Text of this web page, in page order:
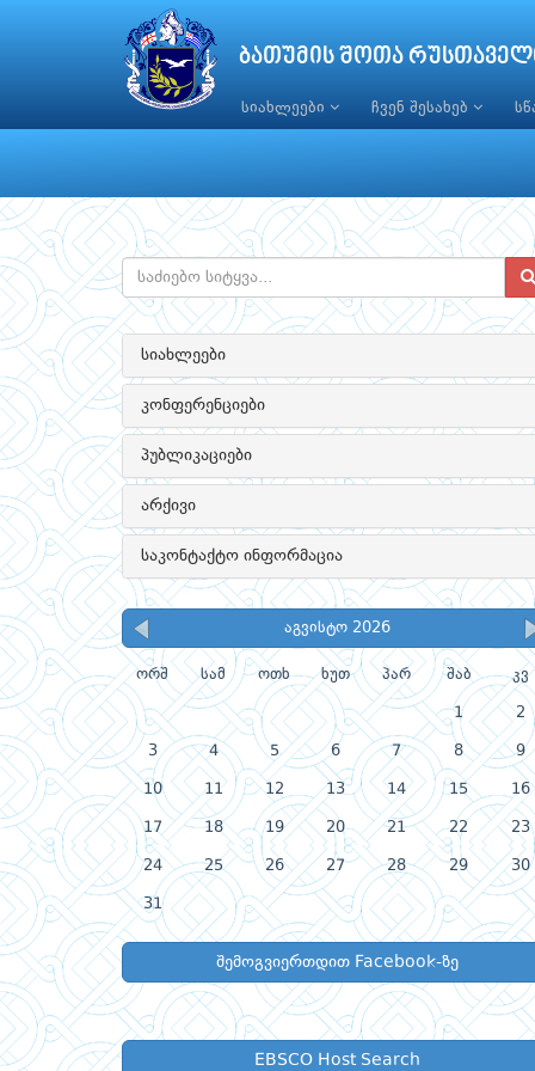
ბათუმის შოთა
სიახლეები ჩვენ შესახებ
სიახლეები
კონფერენციები
პუბლიკაციები
არქივი
საკონტაქტო ინფორმაცია
აგვისტო 2026
ორშ სამ ოთხ ხუთ პარ შაბ კვ
1 2
3 4 5 6 7 8 9
10 11 12 13 14 15 16
17 18 19 20 21 22 23
24 25 26 27 28 29 30
31
შემოგვიერთდით Facebook-ზე
EBSCO Host Search